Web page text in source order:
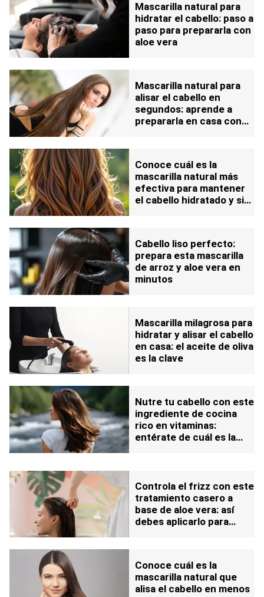
Mascarilla natural para
hidratar el cabello: paso a
paso para prepararla con
aloe vera
Mascarilla natural para
alisar el cabello en
segundos: aprende a
prepararla en casa con
Conoce cuál es la
mascarilla natural más
efectiva para mantener
el cabello hidratado y sin
Cabello liso perfecto:
prepara esta mascarilla
de arroz y aloe vera en
minutos
Mascarilla milagrosa para
hidratar y alisar el cabello
en casa: el aceite de oliva
es la clave
Nutre tu cabello con este
ingrediente de cocina
rico en vitaminas:
entérate de cuál es la
Controla el frizz con este
tratamiento casero a
base de aloe vera: así
debes aplicarlo para
Conoce cuál es la
mascarilla natural que
alisa el cabello en menos